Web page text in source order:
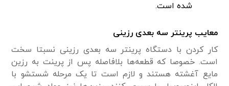
شده است.
معایب پرینتر سه بعدی رزینی
کار کردن با دستگاه پرینتر سه بعدی رزینی نسبتا سخت
است. خصوصا که قطعه‌ها بلافاصله پس از پرینت به رزین
مایع آغشته هستند و لازم است تا یک مرحله شستشو با